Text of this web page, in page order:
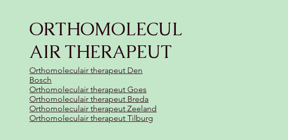
ORTHOMOLECUL
AIR THERAPEUT
Orthomoleculair therapeut Den
Bosch
Orthomoleculair therapeut Goes
Orthomoleculair therapeut Breda
Orthomoleculair therapeut Zeeland
Orthomoleculair therapeut Tilburg